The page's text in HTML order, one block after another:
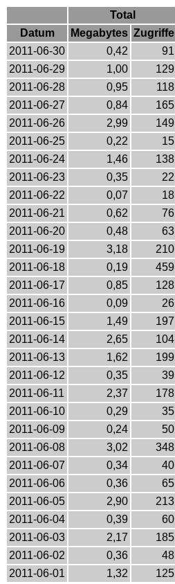
Total
Datum
Megabytes Zugriffe
2011-06-30
0,42 91
2011-06-29
1,00 129
2011-06-28
0,95 118
2011-06-27
0,84 165
2011-06-26
2,99 149
2011-06-25
0,22 15
2011-06-24
1,46 138
2011-06-23
0,35 22
2011-06-22
0,07 18
2011-06-21
0,62 76
2011-06-20
0,48 63
2011-06-19
3,18 210
2011-06-18
0,19 459
2011-06-17
0,85 128
2011-06-16
0,09 26
2011-06-15
1,49 197
2011-06-14
2,65 104
2011-06-13
1,62 199
2011-06-12
0,35 39
2011-06-11
2,37 178
2011-06-10
0,29 35
2011-06-09
0,24 50
2011-06-08
3,02 348
2011-06-07
0,34 40
2011-06-06
0,36 65
2011-06-05
2,90 213
2011-06-04
0,39 60
2011-06-03
2,17 185
2011-06-02
0,36 48
2011-06-01
1,32 125